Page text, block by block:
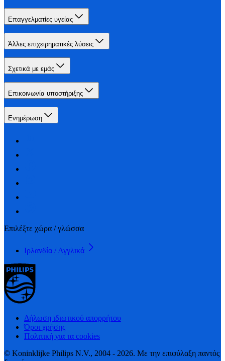
Επαγγελματίες υγείας
Άλλες επιχειρηματικές λύσεις
Σχετικά με εμάς
Επικοινωνία υποστήριξης
Ενημέρωση
Επιλέξτε χώρα / γλώσσα
Ιρλανδία / Αγγλικά
Δήλωση ιδιωτικού απορρήτου
Όροι χρήσης
Πολιτική για τα cookies
© Koninklijke Philips N.V., 2004 - 2026. Με την επιφύλαξη παντός